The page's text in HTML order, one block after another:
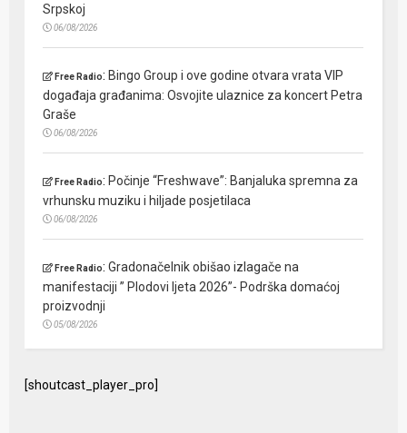
Srpskoj
06/08/2026
Free Radio: Bingo Group i ove godine otvara vrata VIP
događaja građanima: Osvojite ulaznice za koncert Petra
Graše
06/08/2026
Free Radio: Počinje “Freshwave”: Banjaluka spremna za
vrhunsku muziku i hiljade posjetilaca
06/08/2026
Free Radio:Gradonačelnik obišao izlagače na
manifestaciji ” Plodovi ljeta 2026”- Podrška domaćoj
proizvodnji
05/08/2026
[shoutcast_player_pro]